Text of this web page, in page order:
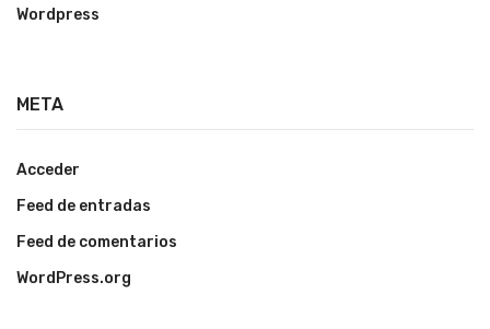
Wordpress
META
Acceder
Feed de entradas
Feed de comentarios
WordPress.org